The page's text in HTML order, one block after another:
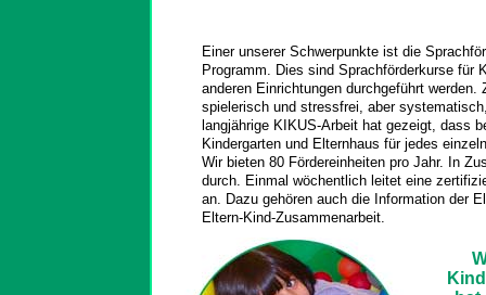
Einer unserer Schwerpunkte ist die
Programm. Dies sind Sprachförderkurse für
anderen Einrichtungen durchgeführt
spielerisch und stressfrei, aber
langjährige KIKUS-Arbeit hat gezeigt, dass
Kindergarten und Elternhaus für jedes
Wir bieten 80 Fördereinheiten pro Jahr. In
durch. Einmal wöchentlich leitet eine
an. Dazu gehören auch die Information der
Eltern-Kind-Zusammenarbeit.